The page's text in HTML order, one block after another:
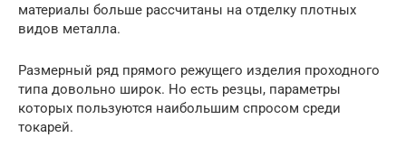
материалы больше рассчитаны на отделку плотных
видов металла.
Размерный ряд прямого режущего изделия проходного
типа довольно широк. Но есть резцы, параметры
которых пользуются наибольшим спросом среди
токарей.